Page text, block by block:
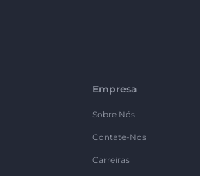
Empresa
Sobre Nós
Contate-Nos
Carreiras